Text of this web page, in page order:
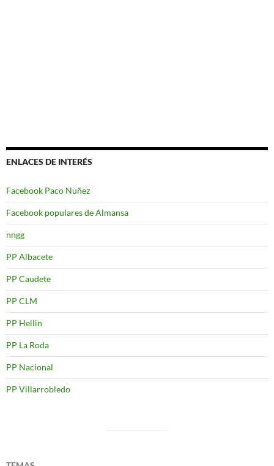
ENLACES DE INTERÉS
Facebook Paco Nuñez
Facebook populares de Almansa
nngg
PP Albacete
PP Caudete
PP CLM
PP Hellin
PP La Roda
PP Nacional
PP Villarrobledo